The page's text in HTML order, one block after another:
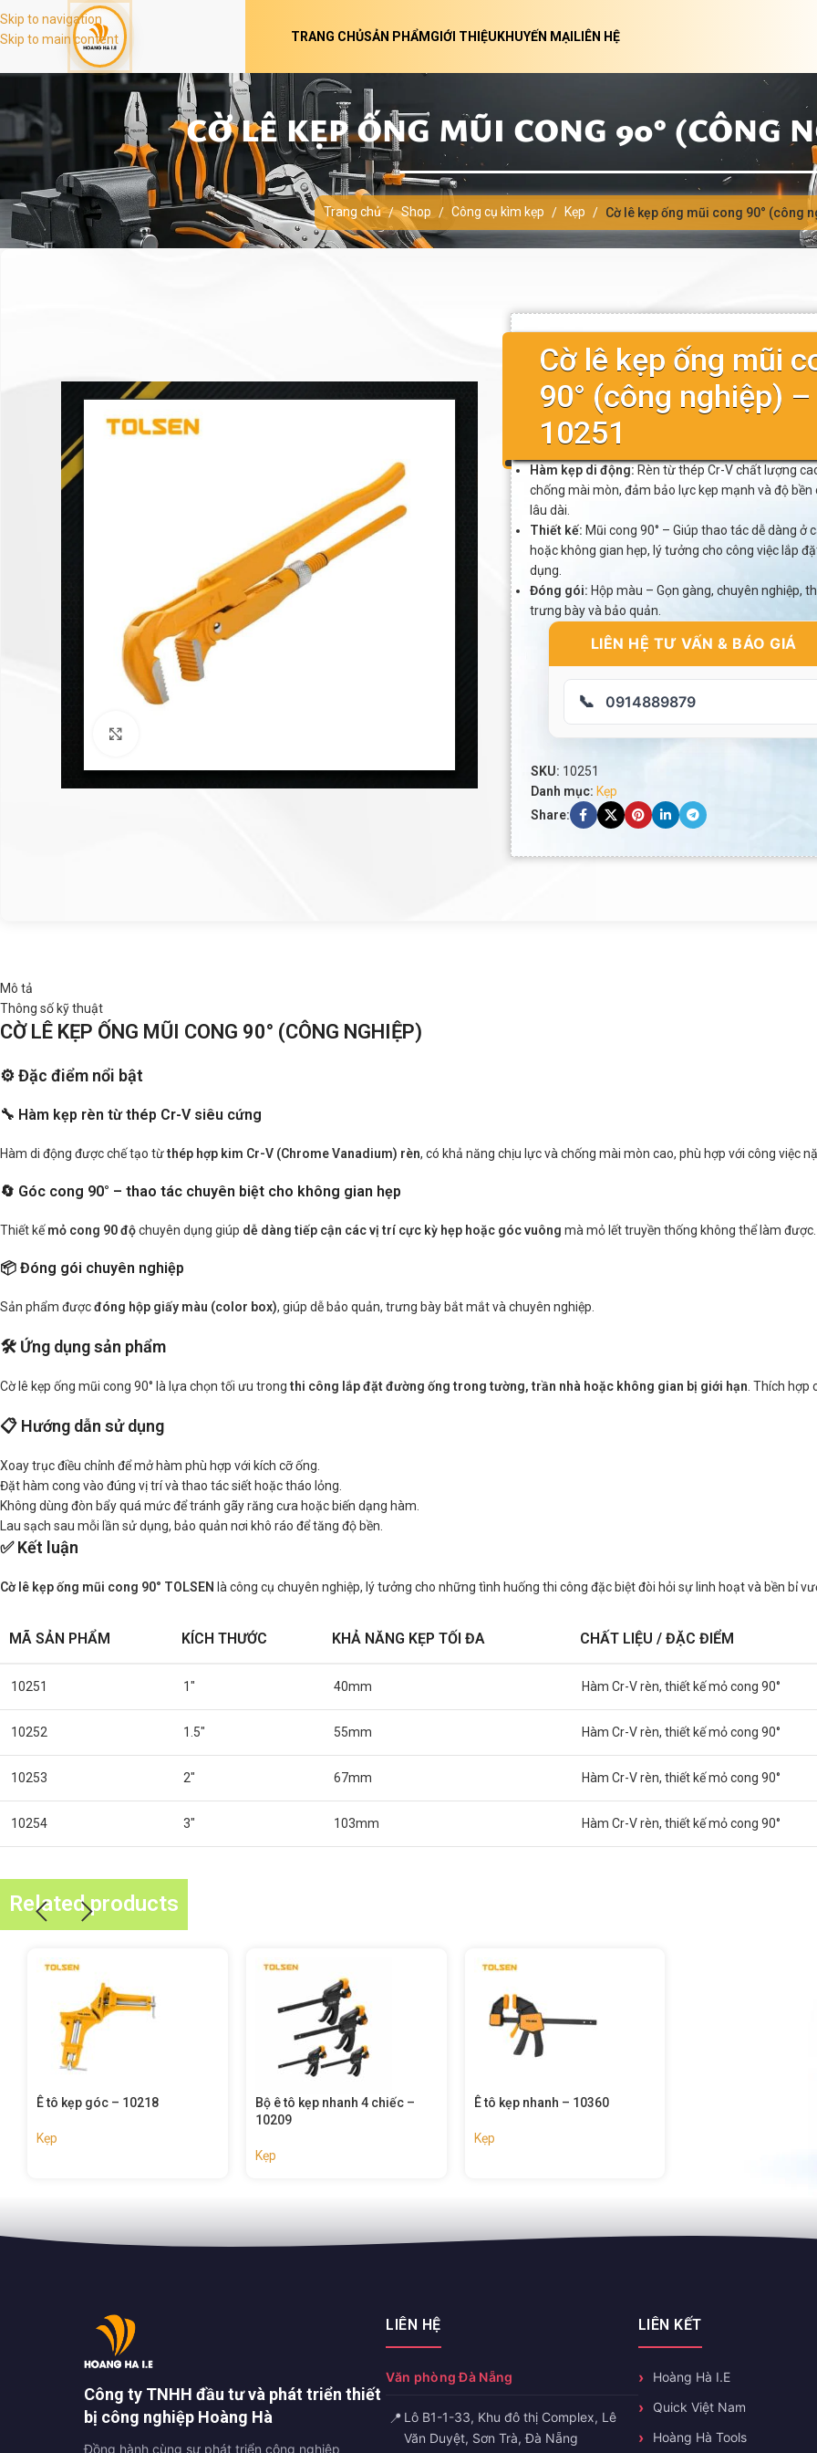
Skip to navigation
Skip to main content
TRANG CHỦSẢN PHẨMGIỚI THIỆUKHUYẾN MẠILIÊN HỆ
CỜ LÊ KẸP ỐNG MŨI CONG 90° (CÔNG
Trang chủ / Shop / Công cụ kìm kẹp / Kẹp / Cờ lê kẹp ống mũi cong 90° (công
Cờ lê kẹp ống mũi
90° (công nghiệp) –
10251
Hàm kẹp di động: Rèn từ thép Cr-V chất lượng
chống mài mòn, đảm bảo lực kẹp mạnh và độ bền
lâu dài.
Thiết kế: Mũi cong 90° – Giúp thao tác dễ dàng ở
hoặc không gian hẹp, lý tưởng cho công việc lắp
dụng.
Đóng gói: Hộp màu – Gọn gàng, chuyên nghiệp,
trưng bày và bảo quản.
LIÊN HỆ TƯ VẤN & BÁO GIÁ
📞 0914889879
SKU: 10251
Danh mục: Kẹp
Share:
Mô tả
Thông số kỹ thuật
CỜ LÊ KẸP ỐNG MŨI CONG 90° (CÔNG NGHIỆP)
⚙️ Đặc điểm nổi bật
🔧 Hàm kẹp rèn từ thép Cr-V siêu cứng
Hàm di động được chế tạo từthép hợp kim Cr-V (Chrome Vanadium) rèn, có khả năng chịu lực và chống mài mòn cao, phù hợp với công việc
🔄 Góc cong 90° – thao tác chuyên biệt cho không gian hẹp
Thiết kếmỏ cong 90 độchuyên dụng giúp dễ dàng tiếp cận các vị trí cực kỳ hẹp hoặc góc vuông mà mỏ lết truyền thống không thể làm được.
📦 Đóng gói chuyên nghiệp
Sản phẩm đượcđóng hộp giấy màu (color box), giúp dễ bảo quản, trưng bày bắt mắt và chuyên nghiệp.
🛠️ Ứng dụng sản phẩm
Cờ lê kẹp ống mũi cong 90° là lựa chọn tối ưu trongthi công lắp đặt đường ống trong tường, trần nhà hoặc không gian bị giới hạn . Thích
📋 Hướng dẫn sử dụng
Xoay trục điều chỉnh để mở hàm phù hợp với kích cỡ ống.
Đặt hàm cong vào đúng vị trí và thao tác siết hoặc tháo lỏng.
Không dùng đòn bẩy quá mức để tránh gãy răng cưa hoặc biến dạng hàm.
Lau sạch sau mỗi lần sử dụng, bảo quản nơi khô ráo để tăng độ bền.
✅ Kết luận
Cờ lê kẹp ống mũi cong 90° TOLSEN là công cụ chuyên nghiệp, lý tưởng cho những tình huống thi công đặc biệt đòi hỏi sự linh hoạt và bền bỉ
MÃ SẢN PHẨM KÍCH THƯỚC KHẢ NĂNG KẸP TỐI ĐA CHẤT LIỆU / ĐẶC ĐIỂM
10251 1″ 40mm Hàm Cr-V rèn, thiết kế mỏ cong 90°
10252 1.5″ 55mm Hàm Cr-V rèn, thiết kế mỏ cong 90°
10253 2″ 67mm Hàm Cr-V rèn, thiết kế mỏ cong 90°
10254 3″ 103mm Hàm Cr-V rèn, thiết kế mỏ cong 90°
Related products
Bộ ê tô kẹp nhanh 4 chiếc –
Ê tô kẹp nhanh – 10360 Bộ kẹp lò xo 14 chiếc – 10196
Công ty TNHH đầu tư và phát triển thiết
bị công nghiệp Hoàng Hà
Đồng hành cùng sự phát triển công nghiệp
LIÊN HỆ
Văn phòng Đà Nẵng
📍 Lô B1-1-33, Khu đô thị Complex, Lê
Văn Duyệt, Sơn Trà, Đà Nẵng
LIÊN KẾT
Hoàng Hà I.E
Quick Việt Nam
Hoàng Hà Tools